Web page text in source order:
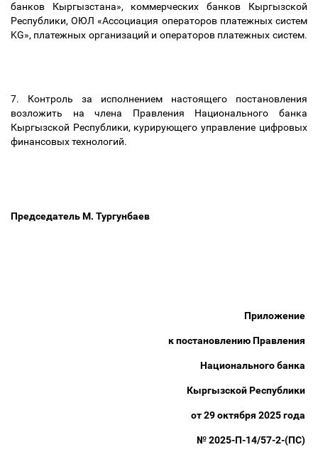
банков Кыргызстана», коммерческих банков Кыргызской
Республики, ОЮЛ «Ассоциация операторов платежных систем
KG», платежных организаций и операторов платежных систем.
7. Контроль за исполнением настоящего постановления
возложить на члена Правления Национального банка
Кыргызской Республики, курирующего управление цифровых
финансовых технологий.
Председатель М. Тургунбаев
Приложение
к постановлению Правления
Национального банка
Кыргызской Республики
от 29 октября 2025 года
№ 2025-П-14/57-2-(ПС)